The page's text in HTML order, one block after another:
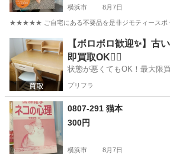
横浜市 8月7日
★★★★★ ご自宅にある不要品を是非ジモティースポッ
神奈川 横浜市 その他 現地
【ボロボロ歓迎✨】古
即買取OK🙆‍♀️
状態が悪くてもOK！最大限
プリフラ
0807-291 猫本
300円
横浜市 8月7日